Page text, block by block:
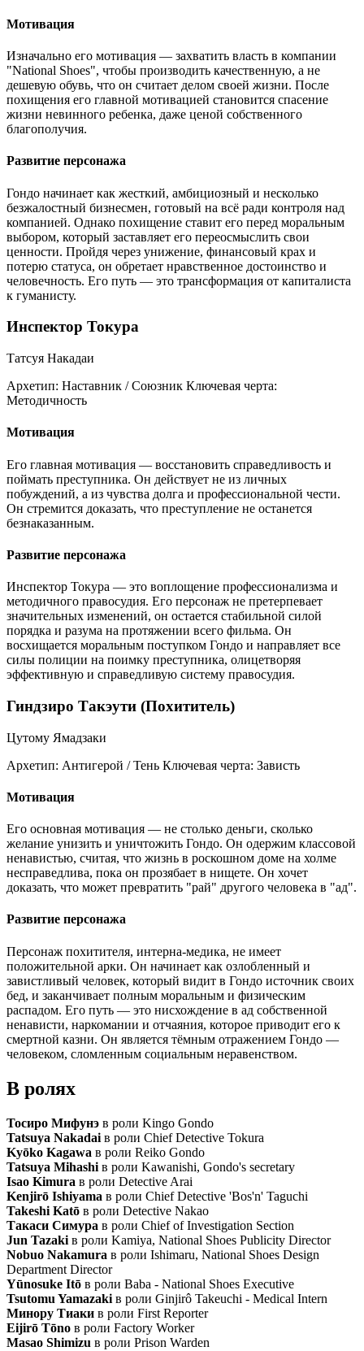
Мотивация
Изначально его мотивация — захватить власть в компании
"National Shoes", чтобы производить качественную, а не
дешевую обувь, что он считает делом своей жизни. После
похищения его главной мотивацией становится спасение
жизни невинного ребенка, даже ценой собственного
благополучия.
Развитие персонажа
Гондо начинает как жесткий, амбициозный и несколько
безжалостный бизнесмен, готовый на всё ради контроля над
компанией. Однако похищение ставит его перед моральным
выбором, который заставляет его переосмыслить свои
ценности. Пройдя через унижение, финансовый крах и
потерю статуса, он обретает нравственное достоинство и
человечность. Его путь — это трансформация от капиталиста
к гуманисту.
Инспектор Токура
Татсуя Накадаи
Архетип: Наставник / Союзник Ключевая черта:
Методичность
Мотивация
Его главная мотивация — восстановить справедливость и
поймать преступника. Он действует не из личных
побуждений, а из чувства долга и профессиональной чести.
Он стремится доказать, что преступление не останется
безнаказанным.
Развитие персонажа
Инспектор Токура — это воплощение профессионализма и
методичного правосудия. Его персонаж не претерпевает
значительных изменений, он остается стабильной силой
порядка и разума на протяжении всего фильма. Он
восхищается моральным поступком Гондо и направляет все
силы полиции на поимку преступника, олицетворяя
эффективную и справедливую систему правосудия.
Гиндзиро Такэути (Похититель)
Цутому Ямадзаки
Архетип: Антигерой / Тень Ключевая черта: Зависть
Мотивация
Его основная мотивация — не столько деньги, сколько
желание унизить и уничтожить Гондо. Он одержим классовой
ненавистью, считая, что жизнь в роскошном доме на холме
несправедлива, пока он прозябает в нищете. Он хочет
доказать, что может превратить "рай" другого человека в "ад".
Развитие персонажа
Персонаж похитителя, интерна-медика, не имеет
положительной арки. Он начинает как озлобленный и
завистливый человек, который видит в Гондо источник своих
бед, и заканчивает полным моральным и физическим
распадом. Его путь — это нисхождение в ад собственной
ненависти, наркомании и отчаяния, которое приводит его к
смертной казни. Он является тёмным отражением Гондо —
человеком, сломленным социальным неравенством.
В ролях
Тосиро Мифунэ в роли Kingo Gondo
Tatsuya Nakadai в роли Chief Detective Tokura
Kyōko Kagawa в роли Reiko Gondo
Tatsuya Mihashi в роли Kawanishi, Gondo's secretary
Isao Kimura в роли Detective Arai
Kenjirō Ishiyama в роли Chief Detective 'Bos'n' Taguchi
Takeshi Katō в роли Detective Nakao
Такаси Симура в роли Chief of Investigation Section
Jun Tazaki в роли Kamiya, National Shoes Publicity Director
Nobuo Nakamura в роли Ishimaru, National Shoes Design
Department Director
Yūnosuke Itō в роли Baba - National Shoes Executive
Tsutomu Yamazaki в роли Ginjirô Takeuchi - Medical Intern
Минору Тиаки в роли First Reporter
Eijirō Tōno в роли Factory Worker
Masao Shimizu в роли Prison Warden